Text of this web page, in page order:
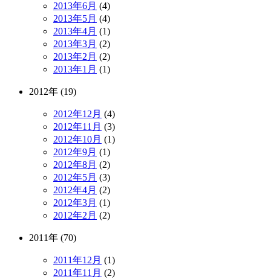
2013年6月 (4)
2013年5月 (4)
2013年4月 (1)
2013年3月 (2)
2013年2月 (2)
2013年1月 (1)
2012年 (19)
2012年12月 (4)
2012年11月 (3)
2012年10月 (1)
2012年9月 (1)
2012年8月 (2)
2012年5月 (3)
2012年4月 (2)
2012年3月 (1)
2012年2月 (2)
2011年 (70)
2011年12月 (1)
2011年11月 (2)